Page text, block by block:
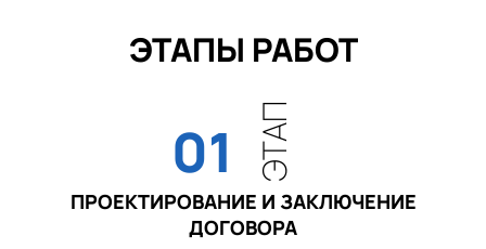
ЭТАПЫ РАБОТ
01 ЭТАП
ПРОЕКТИРОВАНИЕ И ЗАКЛЮЧЕНИЕ
ДОГОВОРА